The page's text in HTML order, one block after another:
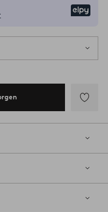
till
favoriter